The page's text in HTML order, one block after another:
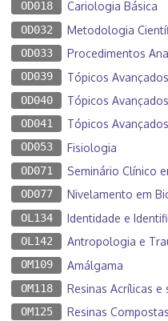
OD018 Cariologia Básica
OD032 Metodologia
OD033 Procedimentos
OD039 Tópicos
OD040 Tópicos Avançados em
OD041 Tópicos
OD053 Fisiologia
OD071 Seminário Clínico
OD077 Nivelamento em
OL134 Identidade e
OL142 Antropologia e
OM109 Amálgama
OM118 Resinas Acrílicas e
OM125 Resinas